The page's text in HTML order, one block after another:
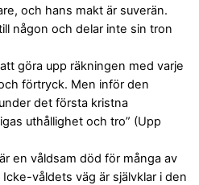
och hans makt är suverän.
någon och delar inte sin tron
göra upp räkningen med varje
förtryck. Men inför den
det första kristna
uthållighet och tro” (Upp
en våldsam död för många av
våldets väg är självklar i den